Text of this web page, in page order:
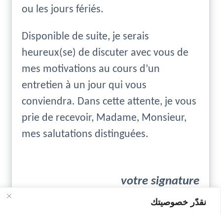
نقدّر خصوصيتك
ou les jours fériés.
Disponible de suite, je serais
heureux(se) de discuter avec vous de
mes motivations au cours d’un
entretien à un jour qui vous
conviendra. Dans cette attente, je vous
prie de recevoir, Madame, Monsieur,
mes salutations distinguées.
votre signature